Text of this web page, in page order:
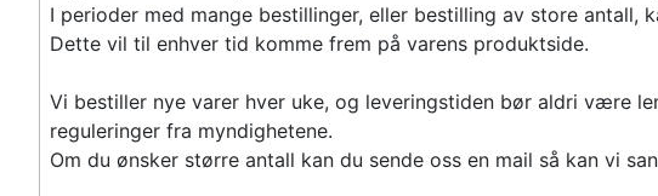
I perioder med mange bestillinger, eller bestilling av store
Dette vil til enhver tid komme frem på varens produktside.
Vi bestiller nye varer hver uke, og leveringstiden bør aldri være
reguleringer fra myndighetene.
Om du ønsker større antall kan du sende oss en mail så kan vi